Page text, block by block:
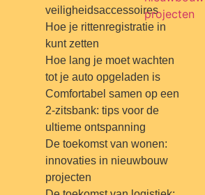
veiligheidsaccessoires
Hoe je rittenregistratie in
kunt zetten
Hoe lang je moet wachten
tot je auto opgeladen is
Comfortabel samen op een
2-zitsbank: tips voor de
ultieme ontspanning
De toekomst van wonen:
innovaties in nieuwbouw
projecten
projecten